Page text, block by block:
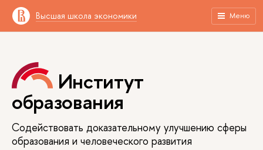
Высшая школа экономики Меню
Институт
образования
Содействовать доказательному улучшению сферы
образования и человеческого развития